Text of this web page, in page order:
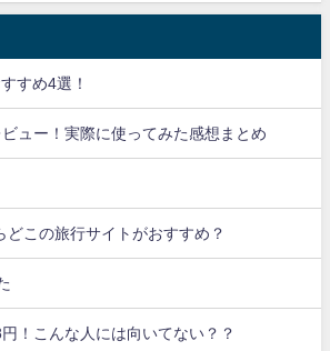
すめ4選！
ュー！実際に使ってみた感想まとめ
どこの旅行サイトがおすすめ？
！こんな人には向いてない？？